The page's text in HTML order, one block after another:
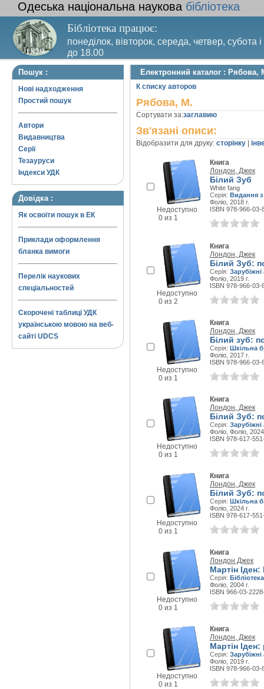
Одеська національна наукова бібліотека
Бібліотека працює:
понеділок, вівторок, середа, четвер, субота
до 18.00
Вихідний день – п’ятниця. Останній четвер
Пошук :
Нові надходження
Простий пошук
Автори
Видавництва
Серії
Тезауруси
Індекси УДК
Довідка :
Як освоїти пошук в ЕК
Приклади оформлення
бланка вимоги
Перелік наукових
спеціальностей
Скорочені таблиці УДК
українською мовою на веб-
сайті UDCS
Електронний каталог : Рябова,
К списку авторов
Рябова, М.
Сортувати за:заглавию
Зв'язані описи:
Відобразити для друку: сторінку
Недоступно
0 из 1
Книга
Лондон, Джек
Білий Зуб
White fang
Серія: Видання
Фоліо, 2018 г.
ISBN 978-966-03-
Недоступно
0 из 2
Книга
Лондон, Джек
Білий Зуб:
Серія: Зарубіжні
Фоліо, 2019 г.
ISBN 978-966-03-
Недоступно
0 из 1
Книга
Лондон, Джек
Білий зуб:
Серія: Шкільна
Фоліо, 2017 г.
ISBN 978-966-03-
Недоступно
0 из 1
Книга
Лондон, Джек
Білий Зуб:
Серія: Зарубіжні
Фоліо, Фоліо, 2024
ISBN 978-617-
Недоступно
0 из 1
Книга
Лондон, Джек
Білий Зуб:
Серія: Шкільна
Фоліо, 2024 г.
ISBN 978-617-
Недоступно
0 из 1
Книга
Лондон Джек
Мартін
Серія:
Фоліо, 2004 г.
ISBN 966-03-
Недоступно
0 из 1
Книга
Лондон, Джек
Мартін
Серія: Зарубіжні
Фоліо, 2019 г.
ISBN 978-966-03-